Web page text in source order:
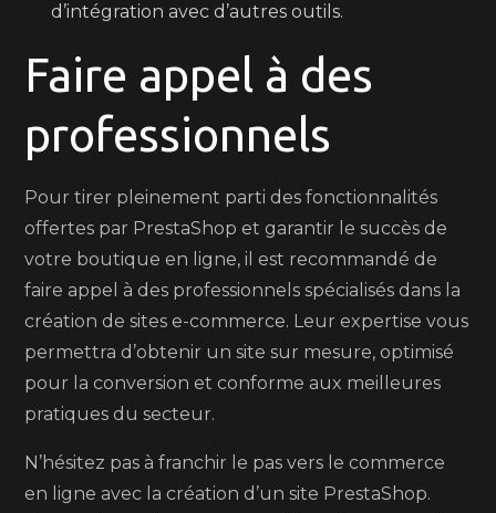
d’intégration avec d’autres outils.
Faire appel à des
professionnels
Pour tirer pleinement parti des fonctionnalités
offertes par PrestaShop et garantir le succès de
votre boutique en ligne, il est recommandé de
faire appel à des professionnels spécialisés dans la
création de sites e-commerce. Leur expertise vous
permettra d’obtenir un site sur mesure, optimisé
pour la conversion et conforme aux meilleures
pratiques du secteur.
N’hésitez pas à franchir le pas vers le commerce
en ligne avec la création d’un site PrestaShop.